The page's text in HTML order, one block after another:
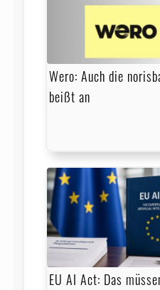
Wero: Auch die
beißt an
EU AI Act: Das